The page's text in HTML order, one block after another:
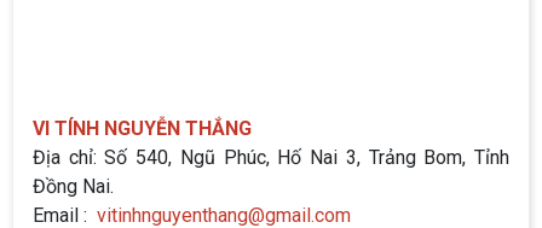
VI TÍNH NGUYỄN THẮNG
Địa chỉ: Số 540, Ngũ Phúc, Hố Nai 3, Trảng Bom, Tỉnh
Đồng Nai.
Email : vitinhnguyenthang@gmail.com